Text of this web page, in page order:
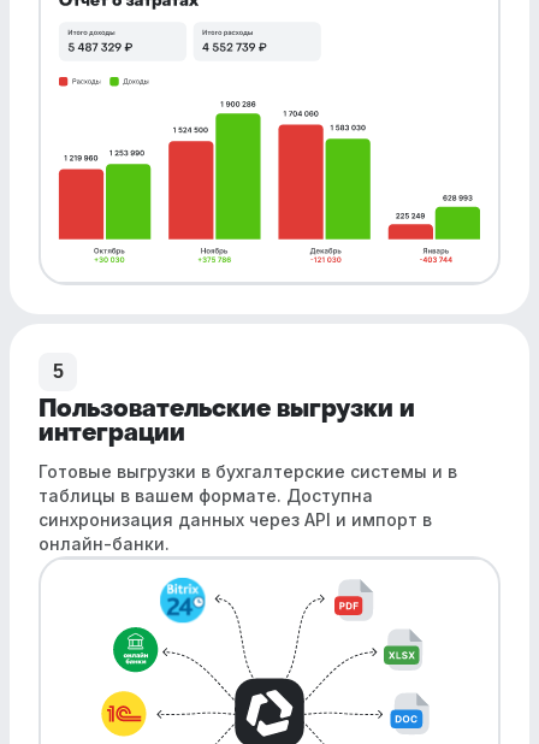
5
Пользовательские выгрузки и
интеграции
Готовые выгрузки в бухгалтерские системы и в
таблицы в вашем формате. Доступна
синхронизация данных через API и импорт в
онлайн-банки.